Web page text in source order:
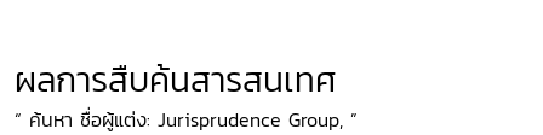
ผลการสืบค้นสารสนเทศ
“ ค้นหา ชื่อผู้แต่ง: Jurisprudence Group, ”